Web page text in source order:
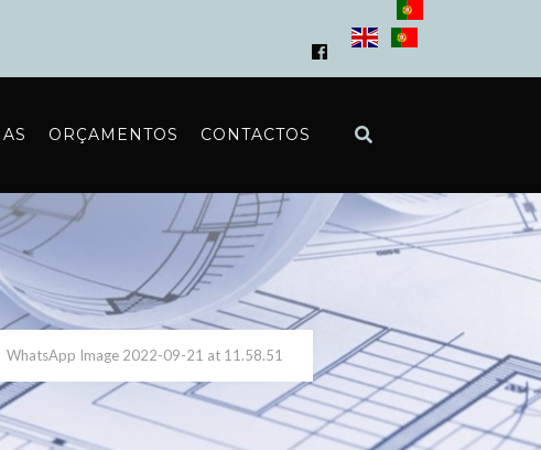
ORÇAMENTOS CONTACTOS
WhatsApp Image 2022-09-21 at 11.58.51